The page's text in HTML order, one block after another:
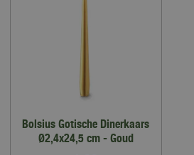
Bolsius Gotische Dinerkaars
Ø2,4x24,5 cm - Goud